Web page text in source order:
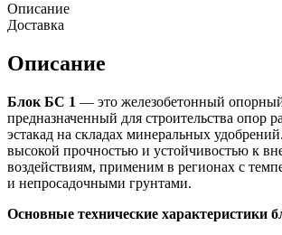
Описание
Доставка
Описание
Блок БС 1 — это железобетонный
предназначенный для строительства опор
эстакад на складах минеральных
высокой прочностью и устойчивостью к
воздействиям, применим в регионах с
и непросадочными грунтами.
Основные технические характеристики